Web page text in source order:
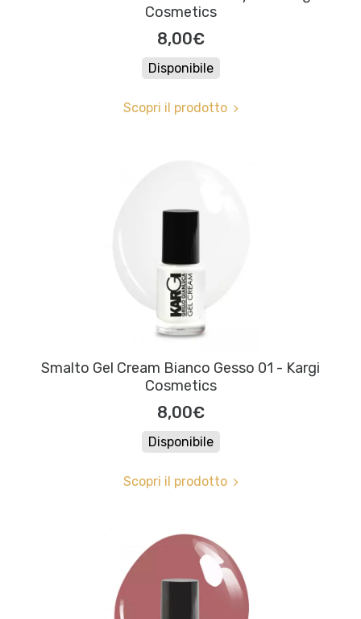
Cosmetics
8,00€
Disponibile
Scopri il prodotto
Smalto Gel Cream Bianco Gesso 01 - Kargi
Cosmetics
8,00€
Disponibile
Scopri il prodotto